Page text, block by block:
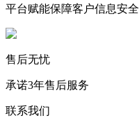
平台赋能保障客户信息安全
售后无忧
承诺3年售后服务
联系我们